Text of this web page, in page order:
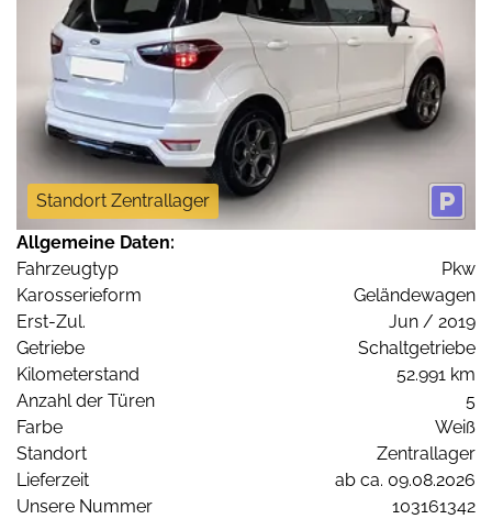
Standort Zentrallager
Allgemeine Daten:
Fahrzeugtyp
Pkw
Karosserieform
Geländewagen
Erst-Zul.
Jun / 2019
Getriebe
Schaltgetriebe
Kilometerstand
52.991 km
Anzahl der Türen
5
Farbe
Weiß
Standort
Zentrallager
Lieferzeit
ab ca. 09.08.2026
Unsere Nummer
103161342